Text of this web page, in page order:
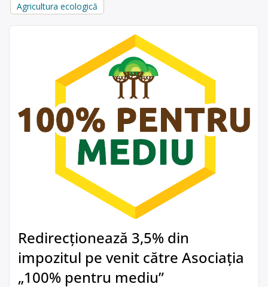
Agricultura ecologică
Redirecționează 3,5% din
impozitul pe venit către Asociația
„100% pentru mediu”